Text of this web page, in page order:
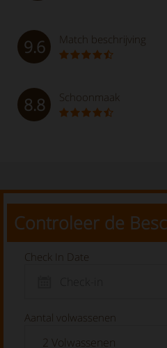
9.6 Match beschrijving
8.8 Schoonmaak
Controleer de
Check In Date
Aantal volwassenen